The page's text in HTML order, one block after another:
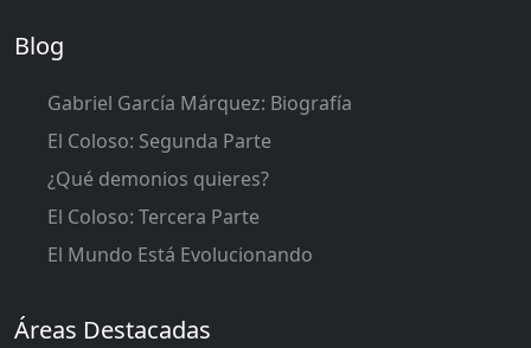
Blog
Gabriel García Márquez: Biografía
El Coloso: Segunda Parte
¿Qué demonios quieres?
El Coloso: Tercera Parte
El Mundo Está Evolucionando
Áreas Destacadas